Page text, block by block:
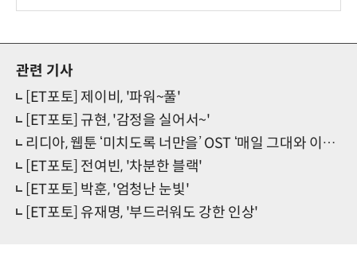
보
관련 기사
[ET포토] 제이비, '파워~풀'
[ET포토] 규현, '감정을 실어서~'
리디아, 웹툰 ‘미치도록 너만을’ OST ‘매일 그대와 이별’ 29일 발매
[ET포토] 전여빈, '차분한 블랙'
[ET포토] 박훈, '엄청난 눈빛'
[ET포토] 유재명, '부드러워도 강한 인상'